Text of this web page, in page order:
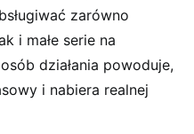
zarówno
i małe serie na
działania powoduje,
i nabiera realnej